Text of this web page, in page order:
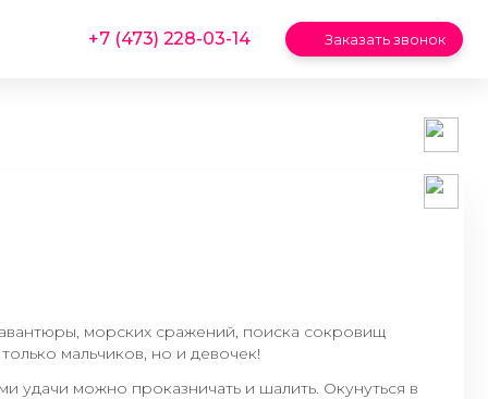
+7 (473) 228-03-14 Заказать звонок
морских сражений, поиска сокровищ
мальчиков, но и девочек!
удачи можно проказничать и шалить. Окунуться в